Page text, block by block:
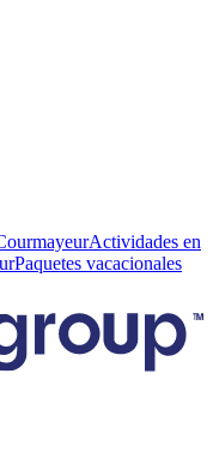
Actividades en
Paquetes vacacionales